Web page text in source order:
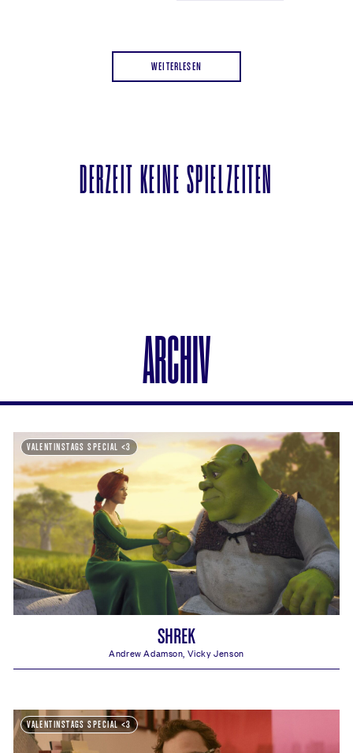
WEITERLESEN
DERZEIT KEINE SPIELZEITEN
ARCHIV
VALENTINSTAGS SPECIAL <3
SHREK
Andrew Adamson, Vicky Jenson
Shrek Spielzeiten, Kino, Saal und Tickets:
VALENTINSTAGS SPECIAL <3
HER
126minengl. OmU | ab 12 - empf. ab 16